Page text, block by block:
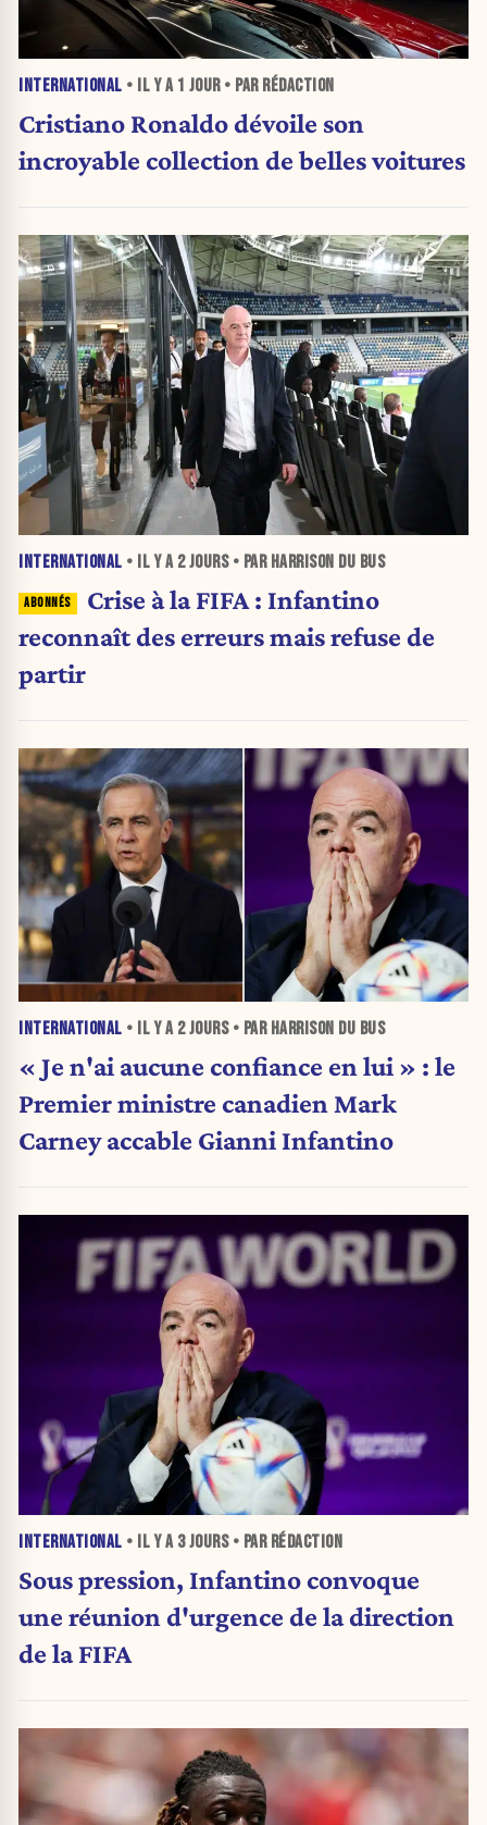
INTERNATIONAL • IL Y A 1 JOUR• PAR RÉDACTION
Cristiano Ronaldo dévoile son
incroyable collection de belles voitures
INTERNATIONAL • IL Y A 2 JOURS• PAR HARRISON DU BUS
Crise à la FIFA : Infantino
reconnaît des erreurs mais refuse de
partir
INTERNATIONAL • IL Y A 2 JOURS• PAR HARRISON DU BUS
« Je n'ai aucune confiance en lui » : le
Premier ministre canadien Mark
Carney accable Gianni Infantino
INTERNATIONAL • IL Y A 3 JOURS• PAR RÉDACTION
Sous pression, Infantino convoque
une réunion d'urgence de la direction
de la FIFA